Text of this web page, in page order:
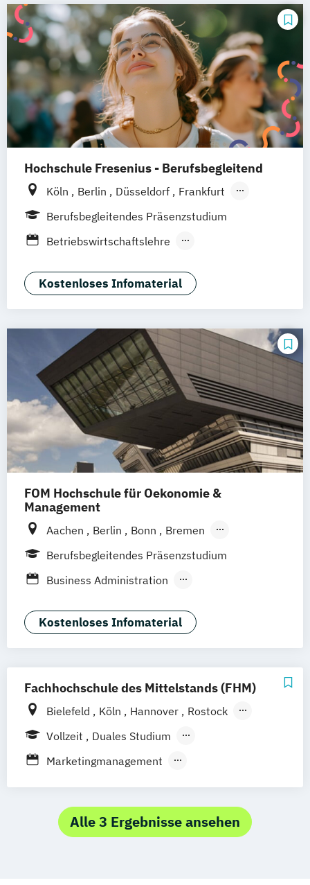
Hochschule Fresenius - Berufsbegleitend
Köln Berlin Düsseldorf
Frankfurt
Hamburg
Idstein München
Wiesbaden
Hannover
Dortmund Erfurt
Braunschweig
Berufsbegleitendes Präsenzstudium
Betriebswirtschaftslehre
Marketing
Kostenloses Infomaterial
FOM Hochschule für Oekonomie &
Management
Aachen Berlin Bonn
Bremen
Dortmund Duisburg Düsseldorf
Köln Mannheim München
Neuss Nürnberg Siegen Stuttgart
Wesel Wuppertal Augsburg
Leipzig Gütersloh Hagen Karlsruhe
Saarbrücken Mainz Arnsberg
Digitales Live Studium (DLS) Wien
Berufsbegleitendes Präsenzstudium
Business Administration
International Management
Marketing & Digitale Medien
Kostenloses Infomaterial
Fachhochschule des Mittelstands (FHM)
Bielefeld Köln Hannover
Rostock
Bamberg
Berlin Düren
Vollzeit
Duales Studium
Berufsbegleitendes Präsenzstudium
Marketingmanagement
Marketing
Alle 3 Ergebnisse ansehen